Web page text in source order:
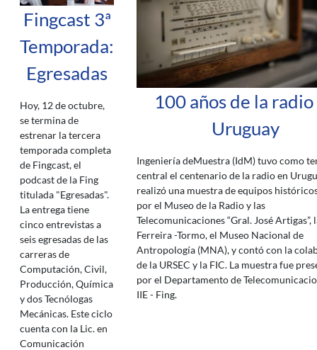
Fingcast 3ª
Temporada:
Egresadas
Hoy, 12 de octubre,
se termina de
estrenar la tercera
temporada completa
de Fingcast, el
podcast de la Fing
titulada "Egresadas".
La entrega tiene
cinco entrevistas a
seis egresadas de las
carreras de
Computación, Civil,
Producción, Química
y dos Tecnólogas
Mecánicas. Este ciclo
cuenta con la Lic. en
Comunicación
100 años de la radio
Uruguay
Ingeniería deMuestra (IdM) tuvo como
central el centenario de la radio en
realizó una muestra de equipos
por el Museo de la Radio y las
Telecomunicaciones “Gral. José Artigas”,
Ferreira -Tormo, el Museo Nacional de
Antropología (MNA), y contó con la
de la URSEC y la FIC. La muestra fue
por el Departamento de
IIE - Fing.